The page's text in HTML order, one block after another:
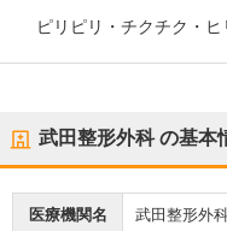
ピリピリ・チクチク・ヒ
武田整形外科の基本
医療機関名 武田整形外